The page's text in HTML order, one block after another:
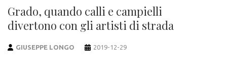
Grado, quando calli e campielli
divertono con gli artisti di strada
GIUSEPPE LONGO 2019-12-29